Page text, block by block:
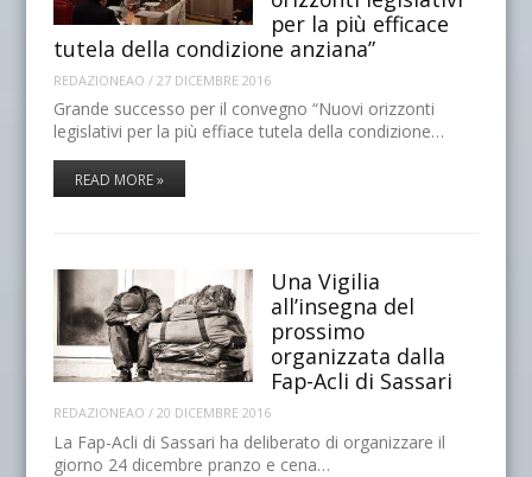
per la più efficace
tutela della condizione anziana”
REDAZIONEAO / 27 DICEMBRE 2016
Grande successo per il convegno “Nuovi orizzonti
legislativi per la più effiace tutela della condizione…
READ MORE »
Una Vigilia
all’insegna del
prossimo
organizzata dalla
Fap-Acli di Sassari
REDAZIONEAO / 20 DICEMBRE 2016
La Fap-Acli di Sassari ha deliberato di organizzare il
giorno 24 dicembre pranzo e cena…